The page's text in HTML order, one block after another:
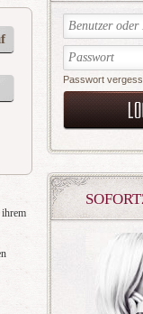
Passwort